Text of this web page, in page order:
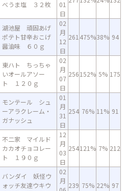
べうま塩 ３２枚
01
日
湖池屋 頑固あげ
ポテト甘辛おこげ
醤油味 ６０ｇ
02
月
12
日
261 475%38% 94
東ハト ちっちゃ
いオールアソー
ト １２０ｇ
02
月
07
日
256152% 5% 175
モンテール シュ
ーアラクレーム・
ガナッシュ
01
月
31
日
254 76% 11% 91
不二家 マイルド
カカオチョコレー
ト １９０ｇ
12
月
03
日
254121% 7% 212
バンダイ 妖怪ウ
ォッチ友達ウキウ
02
月
239 75% 22% 97